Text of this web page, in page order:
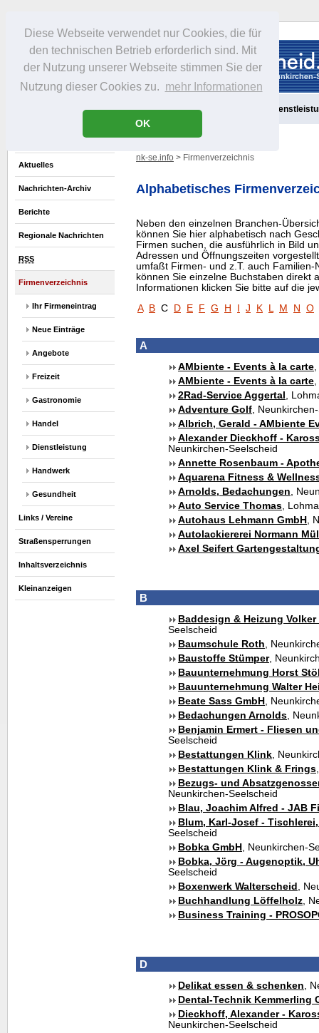
Diese Webseite verwendet nur Cookies, die für
den technischen Betrieb erforderlich sind. Mit
der Nutzung unserer Webseite stimmen Sie der
Nutzung dieser Cookies zu. mehr Informationen
OK
Portrait Freizeit Gastronomie
Aktuelles
Nachrichten-Archiv
Berichte
Regionale Nachrichten
RSS
Firmenverzeichnis
Ihr Firmeneintrag
Neue Einträge
Angebote
Freizeit
Gastronomie
Handel
Dienstleistung
Handwerk
Gesundheit
Links / Vereine
Straßensperrungen
Inhaltsverzeichnis
Kleinanzeigen
nk-se.info > Firmenverzeichnis
Alphabetisches
Neben den einzelnen Branchen-
können Sie hier alphabetisch nach
Firmen suchen, die ausführlich in Bild
Adressen und Öffnungszeiten
umfaßt Firmen- und z.T. auch Familien-
können Sie einzelne Buchstaben direkt
Informationen klicken Sie bitte auf die
A
B C D E F G H J K L M N O
A
AMbiente - Events à la carte,
AMbiente - Events à la carte,
2Rad-Service Aggertal ,
Adventure Golf,
Albrich, Gerald - AMbiente
Alexander Dieckhoff -
Neunkirchen-Seelscheid
Annette Rosenbaum -
Aquarena Fitness &
Arnolds, Bedachungen,
Auto Service Thomas,
Autohaus Lehmann GmbH ,
Autolackiererei Normann
Axel Seifert
B
Baddesign & Heizung
Seelscheid
Baumschule Roth,
Baustoffe Stümper,
Bauunternehmung Horst
Bauunternehmung Walter
Beate Sass GmbH ,
Bedachungen Arnolds,
Benjamin Ermert - Fliesen
Seelscheid
Bestattungen Klink,
Bestattungen Klink & Frings
Bezugs- und
Neunkirchen-Seelscheid
Blau, Joachim Alfred - JAB
Blum, Karl-Josef -
Seelscheid
Bobka GmbH , Neunkirchen-
Bobka, Jörg - Augenoptik,
Seelscheid
Boxenwerk Walterscheid ,
Buchhandlung Löffelholz,
Business Training -
D
Delikat essen & schenken,
Dental-Technik Kemmerling
Dieckhoff, Alexander -
Neunkirchen-Seelscheid